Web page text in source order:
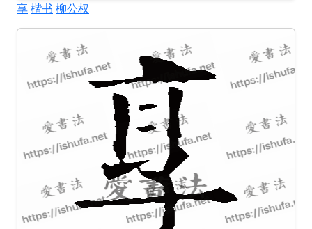
享楷书 柳公权